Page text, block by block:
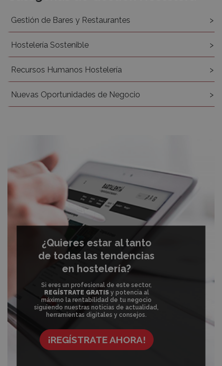
Gestión de Bares y Restaurantes
Hostelería Sostenible
Recursos Humanos Hostelería
Nuevas Oportunidades de Negocio
¿Quieres estar al tanto
de todas las tendencias
en hostelería?
Si eres un profesional de este sector,
REGÍSTRATE GRATISy potencia al
máximo la rentabilidad de tu negocio
siguiendo nuestras noticias de actualidad,
herramientas digitales y consejos.
¡REGÍSTRATE AHORA!